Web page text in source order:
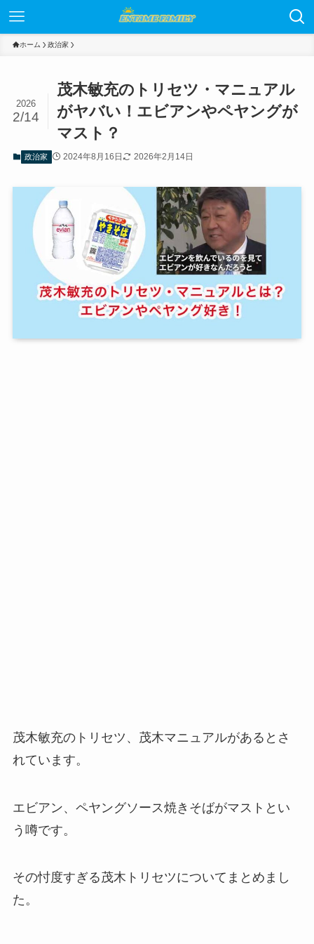
ホーム 政治家
茂木敏充のトリセツ・マニュアル
がヤバい！エビアンやペヤングが
マスト？
2026
2/14
政治家 2024年8月16日 2026年2月14日
茂木敏充のトリセツ、茂木マニュアルがあるとさ
れています。
エビアン、ペヤングソース焼きそばがマストとい
う噂です。
その忖度すぎる茂木トリセツについてまとめまし
た。